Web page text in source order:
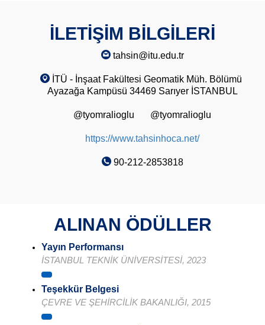
İLETİŞİM BİLGİLERİ
tahsin@itu.edu.tr
İTÜ - İnşaat Fakültesi Geomatik Müh. Bölümü
Ayazağa Kampüsü 34469 Sarıyer İSTANBUL
@tyomralioglu @tyomralioglu
https://www.tahsinhoca.net/
90-212-2853818
ALINAN ÖDÜLLER
Yayın Performansı
İSTANBUL TEKNİK ÜNİVERSİTESİ, 2023
Teşekkür Belgesi
ÇEVRE VE ŞEHİRCİLİK BAKANLIĞI, 2015